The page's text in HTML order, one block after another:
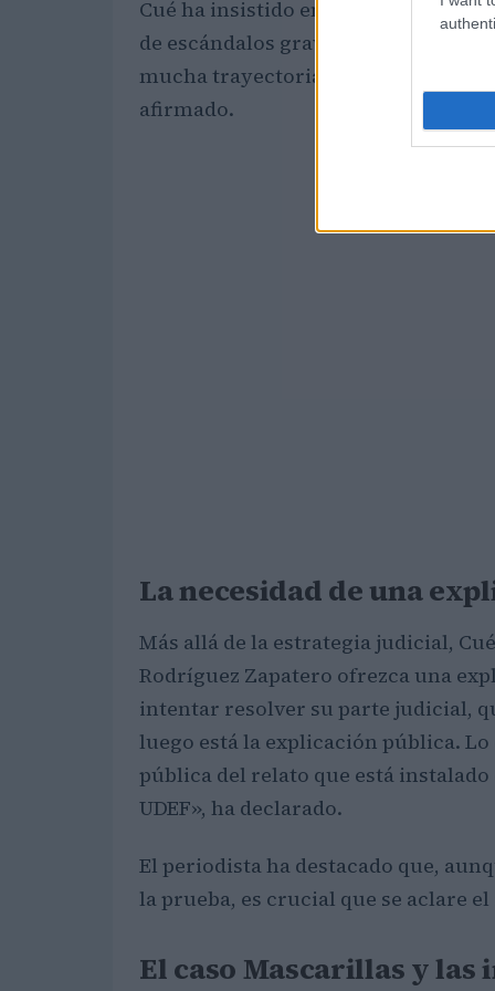
Cué ha insistido en que hay una
de escándalos graves debido a la
mucha trayectoria de gente que se
afirmado.
La necesidad de una
Más allá de la estrategia judicial,
Rodríguez Zapatero ofrezca una
intentar resolver su parte judicial,
luego está la explicación pública.
pública del relato que está
UDEF», ha declarado.
El periodista ha destacado que,
la prueba, es crucial que se aclare
El caso Mascarillas y